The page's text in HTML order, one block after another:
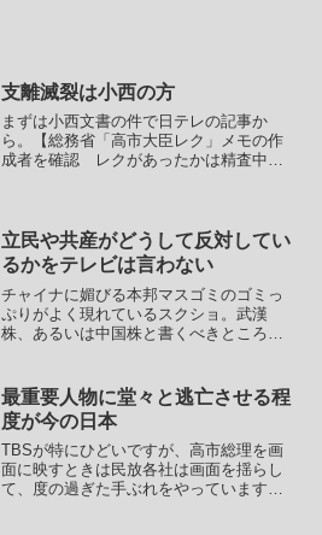
支離滅裂は小西の方
まずは小西文書の件で日テレの記事か
ら。【総務省「高市大臣レク」メモの作
成者を確認 レクがあったかは精査中と
る内容を発表した。立憲民主党...
立民や共産がどうして反対してい
るかをテレビは言わない
チャイナに媚びる本邦マスゴミのゴミっ
ぷりがよく現れているスクショ。武漢
株、あるいは中国株と書くべきところを
使う・・・と。NHKの方でも同じ事をや
っていたようですが、その...
最重要人物に堂々と逃亡させる程
度が今の日本
TBSが特にひどいですが、高市総理を画
面に映すときは民放各社は画面を揺らし
て、度の過ぎた手ぶれをやっています。